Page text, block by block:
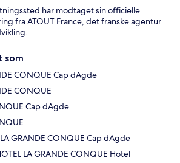
har modtaget sin officielle
fra ATOUT France, det franske agentur
som
CONQUE Cap dAgde
CONQUE
Cap dAgde
GRANDE CONQUE Cap dAgde
LA GRANDE CONQUE Hotel